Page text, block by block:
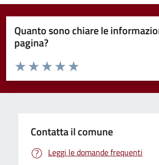
Quanto sono chiare le
pagina?
Valuta da 1 a 5 stelle la pagina
Valuta 5 stelle su 5
Valuta 4 stelle su 5
Valuta 3 stelle su 5
Valuta 2 stelle su 5
Valuta 1 stelle su 5
Contatta il comune
Leggi le domande frequenti